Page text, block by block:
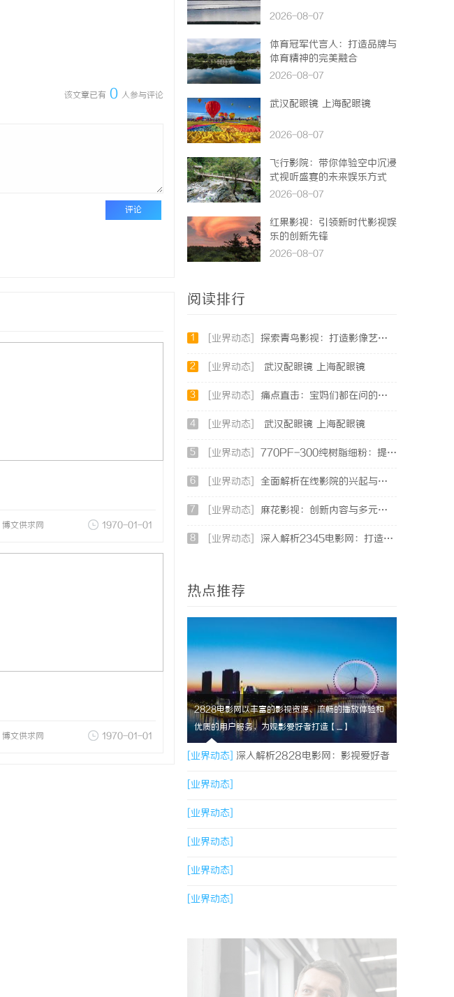
该文章已有 0 人参与评论
评论
博文供求网 1970-01-01
博文供求网 1970-01-01
2026-08-07
体育冠军代言人：打造品牌与
体育精神的完美融合
2026-08-07
武汉配眼镜 上海配眼镜
2026-08-07
飞行影院：带你体验空中沉浸
式视听盛宴的未来娱乐方式
2026-08-07
红果影视：引领新时代影视娱
乐的创新先锋
2026-08-07
阅读排行
1 [业界动态] 探索青鸟影视：打造影像艺术的全新体验与未来发展
2 [业界动态] 武汉配眼镜 上海配眼镜
3 [业界动态] 痛点直击：宝妈们都在问的“绿色环保母婴纸巾”到底怎么选？
4 [业界动态] 武汉配眼镜 上海配眼镜
5 [业界动态] 770PF-300纯树脂细粉：提升塑料制品性能的新选择
6 [业界动态] 全面解析在线影院的兴起与未来发展趋势探讨
7 [业界动态] 麻花影视：创新内容与多元化发展的影视新势力
8 [业界动态] 深入解析2345电影网：打造优质影视资源的平台优势与功能详解
热点推荐
2828电影网以丰富的影视资源、流畅的播放体验和
优质的用户服务，为观影爱好者打造【....】
[业界动态] 深入解析2828电影网：影视爱好者
的优质观影平台体验
[业界动态]
[业界动态]
[业界动态]
[业界动态]
[业界动态]